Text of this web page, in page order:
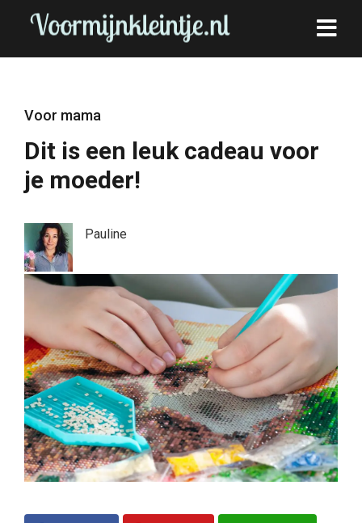
Voor mama
Dit is een leuk cadeau voor
je moeder!
Pauline